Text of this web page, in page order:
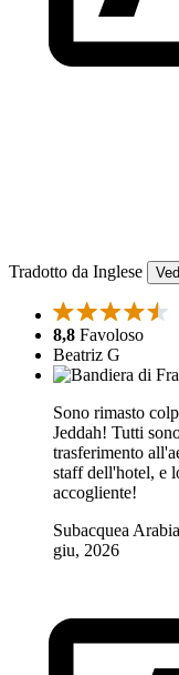
Tradotto da Inglese
8,8 Favoloso
Beatriz G
Sono rimasto
Jeddah! Tutti
trasferimento
staff dell'hotel, e
accogliente!
Subacquea
giu, 2026